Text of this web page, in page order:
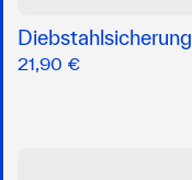
Diebstahlsicherung
21,90 €